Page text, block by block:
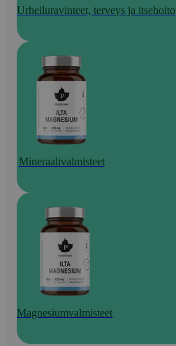
Urheiluravinteet, terveys ja itsehoito
Mineraalivalmisteet
Magnesiumvalmisteet